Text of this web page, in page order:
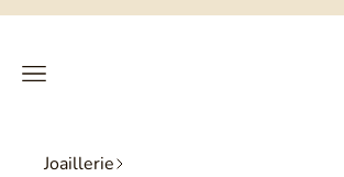
Passer au contenu
Menu
Joaillerie